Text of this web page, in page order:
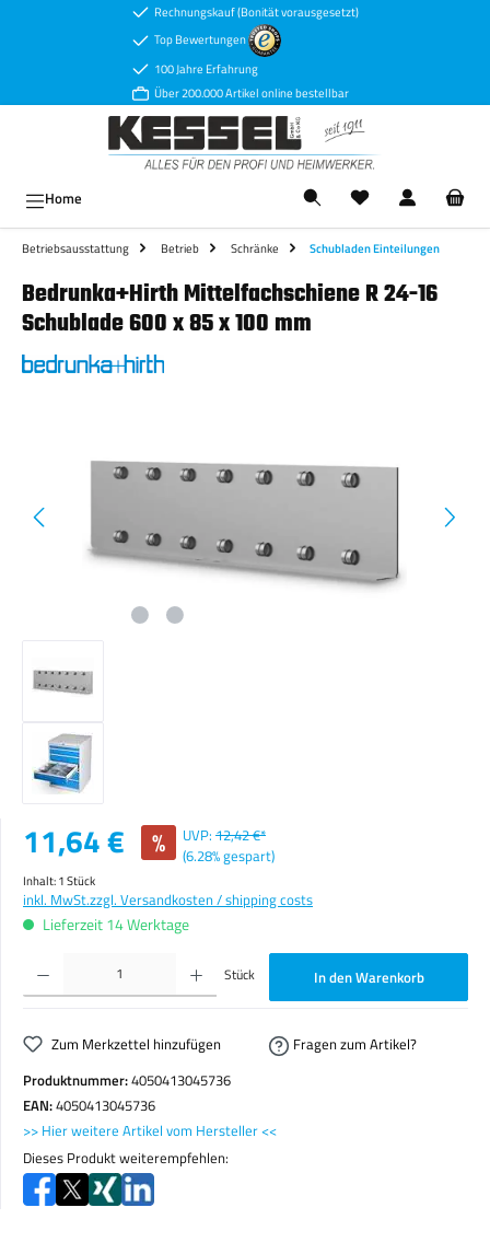
Zum Hauptinhalt springenRechnungskauf (Bonität vorausgesetzt)
Top Bewertungen
100 Jahre Erfahrung
Über 200.000 Artikel online bestellbar
Home
Betriebsausstattung Betrieb Schränke Schubladen Einteilungen
Bedrunka+Hirth Mittelfachschiene R 24-16
Schublade 600 x 85 x 100 mm
Verkaufspreis:
11,64 € % UVP: 12,42 €*
(6.28% gespart)
Inhalt:1 Stück
inkl. MwSt.zzgl. Versandkosten / shipping costs
Lieferzeit 14 Werktage
Produkt Anzahl: Gib den gewünschten Wert ein oder benutze die Schaltflächen um die Anzahl zu
Stück In den Warenkorb
Zum Merkzettel hinzufügen
Fragen zum Artikel?
Produktnummer:4050413045736
EAN:4050413045736
>> Hier weitere Artikel vom Hersteller <<
Dieses Produkt weiterempfehlen: